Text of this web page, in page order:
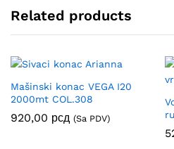
Related products
Mašinski konac VEGA I20
2000mt COL.308
920,00 рсд (Sa PDV)